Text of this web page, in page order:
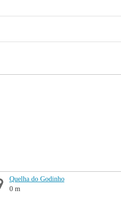
Quelha do Godinho
0 m